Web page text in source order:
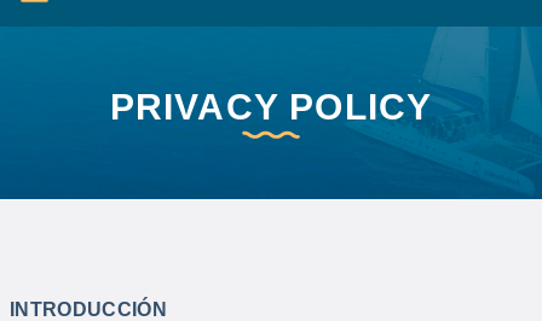
PRIVACY POLICY
INTRODUCCIÓN